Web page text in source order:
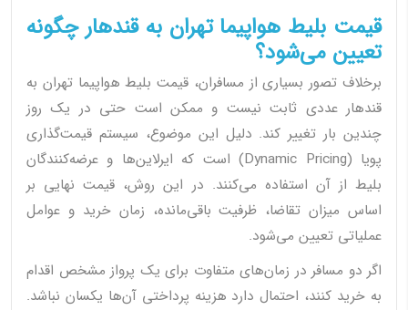
قیمت بلیط هواپیما تهران به قندهار چگونه
تعیین می‌شود؟
برخلاف تصور بسیاری از مسافران، قیمت بلیط هواپیما تهران به
قندهار عددی ثابت نیست و ممکن است حتی در یک روز
چندین بار تغییر کند. دلیل این موضوع، سیستم قیمت‌گذاری
پویا (Dynamic Pricing) است که ایرلاین‌ها و عرضه‌کنندگان
بلیط از آن استفاده می‌کنند. در این روش، قیمت نهایی بر
اساس میزان تقاضا، ظرفیت باقی‌مانده، زمان خرید و عوامل
عملیاتی تعیین می‌شود.
اگر دو مسافر در زمان‌های متفاوت برای یک پرواز مشخص اقدام
به خرید کنند، احتمال دارد هزینه پرداختی آن‌ها یکسان نباشد.